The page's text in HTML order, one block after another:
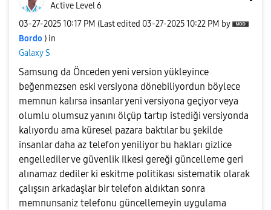
Active Level 6
‎03-27-202510:17 PM (Last edited ‎03-27-202510:22 PM by
Bordo ) in
Galaxy S
Samsung da Önceden yeni version yükleyince
beğenmezsen eski versiyona dönebiliyordun böylece
memnun kalırsa insanlar yeni versiyona geçiyor veya
olumlu olumsuz yanını ölçüp tartıp istediği versiyonda
kalıyordu ama küresel pazara baktılar bu şekilde
insanlar daha az telefon yeniliyor bu hakları gizlice
engellediler ve güvenlik ilkesi gereği güncelleme geri
alınamaz dediler ki eskitme politikası sistematik olarak
çalışsın arkadaşlar bir telefon aldıktan sonra
memnunsaniz telefonu güncellemeyin uygulama